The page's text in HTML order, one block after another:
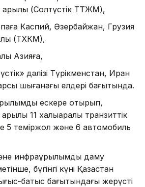
(Солтүстік ТТЖМ),
Каспий, Әзербайжан, Грузия
(ТХКМ),
Азияға,
дәлізі Түрікменстан, Иран
шығанағы елдері бағытында.
ескере отырып,
11 халықаралық транзиттік
5 теміржол және 6 автомобиль
инфрақұрылымдық даму
бүгінгі күні Қазақстан
батыс бағытындағы жерүсті